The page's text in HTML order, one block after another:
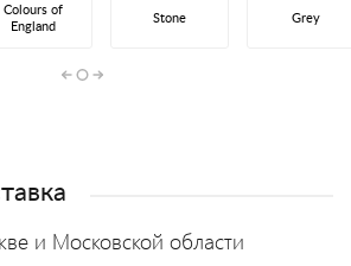
Colours of
England
Stone Grey
и Московской области